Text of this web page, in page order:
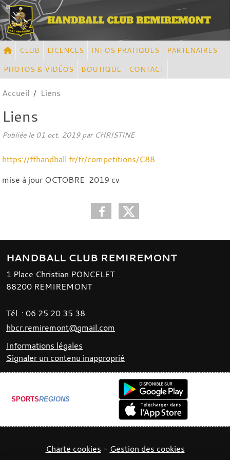
CLUB LICENCES INFOS PRATIQUES
PARTENAIRES
PHOTOS & VIDÉOS
BOUTIQUE CONTACT
Accueil Liens
Liens
Publiée le 01 oct. 2019par CHRISTINE
https://ffhandball.fr/fr/competitions/C88
mise à jour OCTOBRE 2019 cv
HANDBALL CLUB REMIREMONT
1 Place Christian PONCELET
88200 REMIREMONT
Tél. : 06 25 20 35 38
hbcr.remiremont@gmail.com
Informations légales
Signaler un contenu inapproprié
SPORTSREGIONS
Charte cookies Gestion des cookies
Panneau de gestion des cookies